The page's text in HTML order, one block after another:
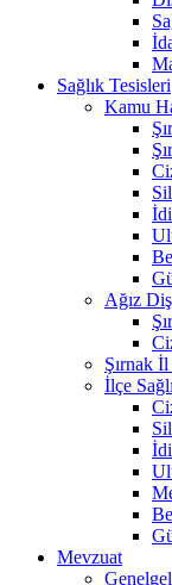
Sağlık Tesisleri
Kamu
Ağız
Şırnak
İlçe
Mevzuat